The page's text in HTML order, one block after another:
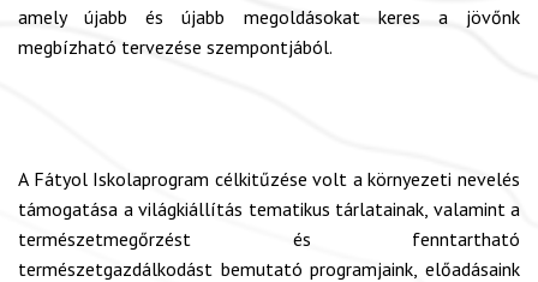
amely újabb és újabb megoldásokat keres a jövőnk
megbízható tervezése szempontjából.
A Fátyol Iskolaprogram célkitűzése volt a környezeti nevelés
támogatása a világkiállítás tematikus tárlatainak, valamint a
természetmegőrzést és fenntartható
természetgazdálkodást bemutató programjaink, előadásaink